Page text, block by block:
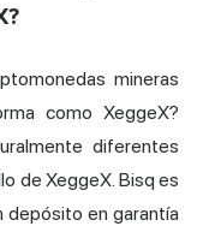
mineras
como XeggeX?
diferentes
de XeggeX. Bisq es
en garantía